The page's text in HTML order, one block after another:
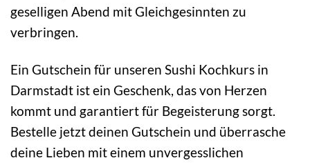
geselligen Abend mit Gleichgesinnten zu
verbringen.
Ein Gutschein für unseren Sushi Kochkurs in
Darmstadt ist ein Geschenk, das von Herzen
kommt und garantiert für Begeisterung sorgt.
Bestelle jetzt deinen Gutschein und überrasche
deine Lieben mit einem unvergesslichen